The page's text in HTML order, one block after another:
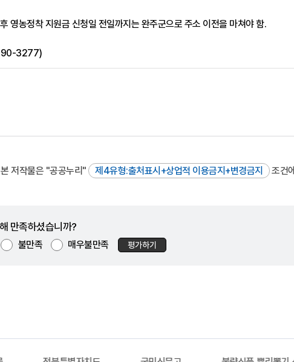
영농정착 지원금 신청일 전일까지는 완주군으로 주소 이전을 마쳐야 함.
3277)
본 저작물은 "공공누리" 제4유형:출처표시+상업적 이용금지+변경금지 조건
만족하셨습니까?
불만족 매우불만족 평가하기